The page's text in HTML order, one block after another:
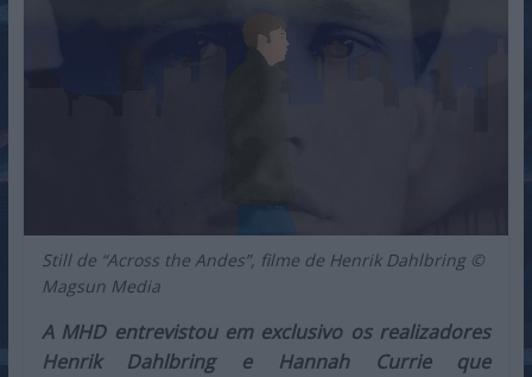
Still de “Across the Andes”, filme de Henrik Dahlbring ©
Magsun Media
A MHD entrevistou em exclusivo os realizadores
Henrik Dahlbring e Hannah Currie que